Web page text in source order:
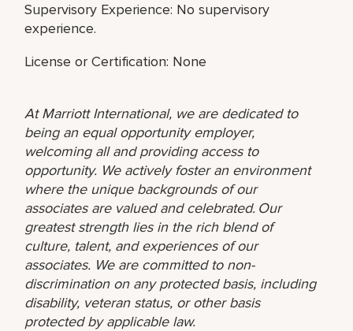
Supervisory Experience: No supervisory
experience.
License or Certification: None
At Marriott International, we are dedicated to
being an equal opportunity employer,
welcoming all and providing access to
opportunity. We actively foster an environment
where the unique backgrounds of our
associates are valued and celebrated. Our
greatest strength lies in the rich blend of
culture, talent, and experiences of our
associates. We are committed to non-
discrimination on any protected basis, including
disability, veteran status, or other basis
protected by applicable law.